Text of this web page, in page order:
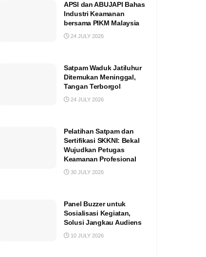
APSI dan ABUJAPI Bahas
Industri Keamanan
bersama PIKM Malaysia
24 JULY 2026
Satpam Waduk Jatiluhur
Ditemukan Meninggal,
Tangan Terborgol
24 JULY 2026
Pelatihan Satpam dan
Sertifikasi SKKNI: Bekal
Wujudkan Petugas
Keamanan Profesional
30 JULY 2026
Panel Buzzer untuk
Sosialisasi Kegiatan,
Solusi Jangkau Audiens
10 JULY 2026